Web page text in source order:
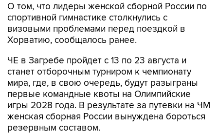
О том, что лидеры женской сборной России по
спортивной гимнастике столкнулись с
визовыми проблемами перед поездкой в
Хорватию, сообщалось ранее.
ЧЕ в Загребе пройдет с 13 по 23 августа и
станет отборочным турниром к чемпионату
мира, где, в свою очередь, будут разыграны
первые командные квоты на Олимпийские
игры 2028 года. В результате за путевки на ЧМ
женская сборная России вынуждена бороться
резервным составом.